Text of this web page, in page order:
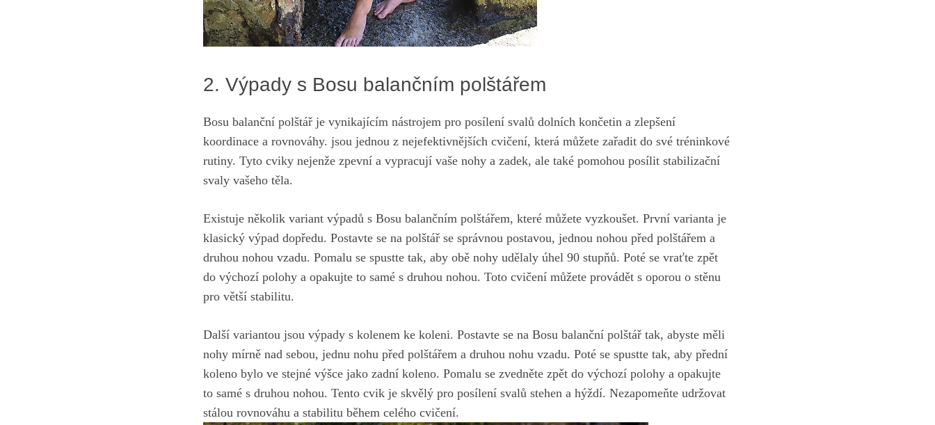
2. Výpady s Bosu balančním⁣ polštářem
Bosu balanční polštář⁣ je vynikajícím nástrojem pro posílení svalů dolních končetin a zlepšení
koordinace⁢ a rovnováhy. jsou jednou z nejefektivnějších cvičení, která můžete zařadit do své tréninkové
⁣rutiny. Tyto cviky nejenže zpevní a vypracují vaše nohy a zadek, ale také pomohou ⁤posílit stabilizační
svaly vašeho těla.
Existuje několik variant výpadů s Bosu balančním polštářem, které můžete​ vyzkoušet. První varianta je
klasický výpad dopředu. Postavte se na polštář se správnou postavou, ‍jednou nohou před polštářem a
druhou nohou vzadu.​ Pomalu se​ spustte tak, aby⁣ obě nohy udělaly úhel⁢ 90 stupňů. Poté⁣ se vraťte zpět
do výchozí polohy a ‌opakujte to samé s druhou nohou. Toto cvičení můžete provádět s oporou o stěnu
pro větší ‍stabilitu.
Další variantou⁣ jsou⁢ výpady s kolenem ke koleni. Postavte se na Bosu balanční‌ polštář tak, abyste měli
nohy ​mírně nad ⁤sebou, jednu nohu před polštářem a druhou nohu vzadu. Poté se spustte tak, aby​ přední
koleno bylo⁤ ve stejné výšce jako zadní ‌koleno. Pomalu⁤ se zvedněte zpět do výchozí polohy a opakujte
to samé s druhou nohou. Tento cvik je skvělý pro posílení svalů‍ stehen a hýždí. Nezapomeňte udržovat
stálou rovnováhu a stabilitu během‍ celého cvičení.